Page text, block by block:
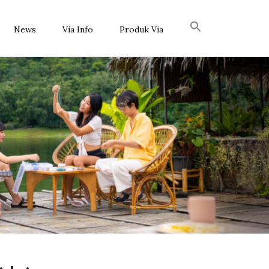
News Via Info Produk Via